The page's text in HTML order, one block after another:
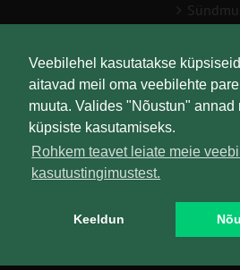
Veebilehel kasutatakse
aitavad meil oma veebilehte
muuta. Valides "Nõustun" annad
küpsiste kasutamiseks.
Rohkem teavet leiate meie
kasutustingimustest.
Keeldun
Liitu